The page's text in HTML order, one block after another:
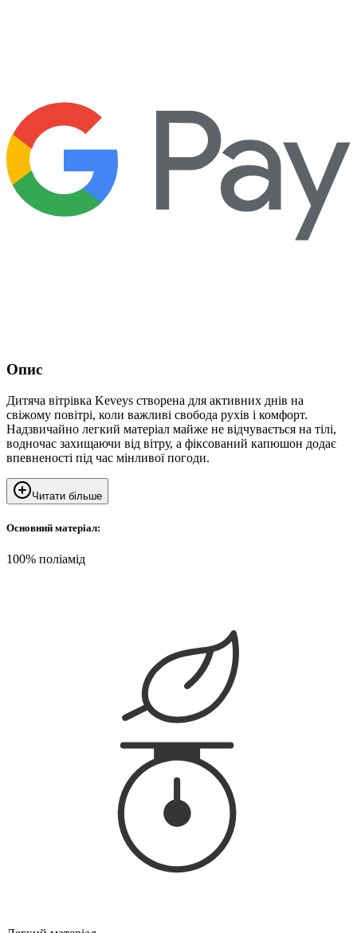
Опис
Дитяча вітрівка Keveys створена для активних днів на
свіжому повітрі, коли важливі свобода рухів і комфорт.
Надзвичайно легкий матеріал майже не відчувається на тілі,
водночас захищаючи від вітру, а фіксований капюшон додає
впевненості під час мінливої погоди.
Читати більше
Основний матеріал:
100% поліамід